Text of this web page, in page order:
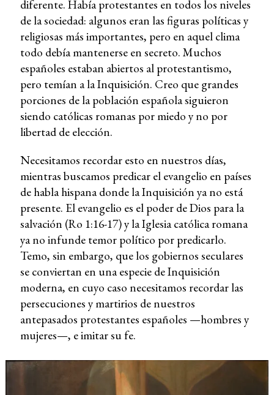
diferente. Había protestantes en todos los niveles
de la sociedad: algunos eran las figuras políticas y
religiosas más importantes, pero en aquel clima
todo debía mantenerse en secreto. Muchos
españoles estaban abiertos al protestantismo,
pero temían a la Inquisición. Creo que grandes
porciones de la población española siguieron
siendo católicas romanas por miedo y no por
libertad de elección.
Necesitamos recordar esto en nuestros días,
mientras buscamos predicar el evangelio en países
de habla hispana donde la Inquisición ya no está
presente. El evangelio es el poder de Dios para la
salvación (Ro 1:16-17) y la Iglesia católica romana
ya no infunde temor político por predicarlo.
Temo, sin embargo, que los gobiernos seculares
se conviertan en una especie de Inquisición
moderna, en cuyo caso necesitamos recordar las
persecuciones y martirios de nuestros
antepasados protestantes españoles —hombres y
mujeres—, e imitar su fe.